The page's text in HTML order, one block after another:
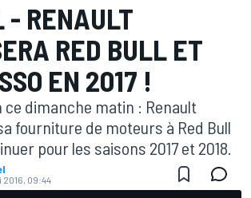
- RENAULT
RED BULL ET
EN 2017 !
ce dimanche matin : Renault
fourniture de moteurs à Red Bull
pour les saisons 2017 et 2018.
2016, 09:44